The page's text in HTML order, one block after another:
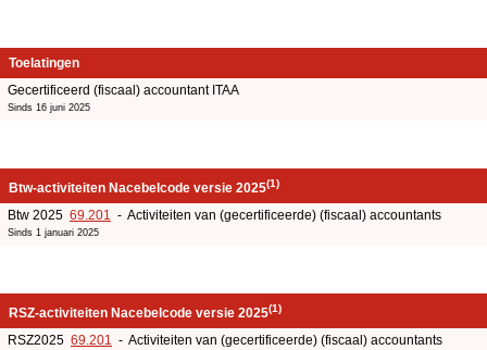
Toelatingen
Gecertificeerd (fiscaal) accountant ITAA
Sinds 16 juni 2025
Btw-activiteiten Nacebelcode versie 2025(1)
Btw 2025 69.201 - Activiteiten van (gecertificeerde) (fiscaal) accountants
Sinds 1 januari 2025
RSZ-activiteiten Nacebelcode versie 2025(1)
RSZ2025 69.201 - Activiteiten van (gecertificeerde) (fiscaal) accountants